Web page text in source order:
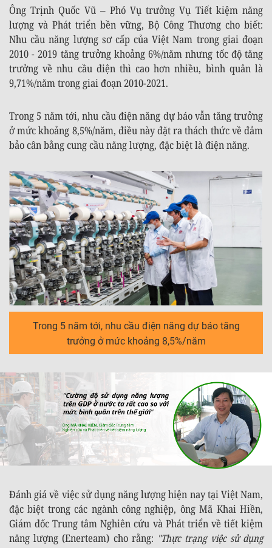
Ông Trịnh Quốc Vũ – Phó Vụ trưởng Vụ Tiết kiệm năng
lượng và Phát triển bền vững, Bộ Công Thương cho biết:
Nhu cầu năng lượng sơ cấp của Việt Nam trong giai đoạn
2010 - 2019 tăng trưởng khoảng 6%/năm nhưng tốc độ tăng
trưởng về nhu cầu điện thì cao hơn nhiều, bình quân là
9,71%/năm trong giai đoạn 2010-2021.
Trong 5 năm tới, nhu cầu điện năng dự báo vẫn tăng trưởng
ở mức khoảng 8,5%/năm, điều này đặt ra thách thức về đảm
bảo cân bằng cung cầu năng lượng, đặc biệt là điện năng.
Trong 5 năm tới, nhu cầu điện năng dự báo tăng
trưởng ở mức khoảng 8,5%/năm
Đánh giá về việc sử dụng năng lượng hiện nay tại Việt Nam,
đặc biệt trong các ngành công nghiệp, ông Mã Khai Hiền,
Giám đốc Trung tâm Nghiên cứu và Phát triển về tiết kiệm
năng lượng (Enerteam) cho rằng: "Thực trạng việc sử dụng